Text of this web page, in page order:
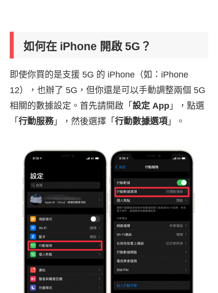
如何在 iPhone 開啟 5G？
即使你買的是支援 5G 的 iPhone（如：iPhone
12），也辦了 5G，但你還是可以手動調整兩個 5G
相關的數據設定。首先請開啟「 設定 App 」，點選
「 行動服務」，然後選擇「 行動數據選項 」。